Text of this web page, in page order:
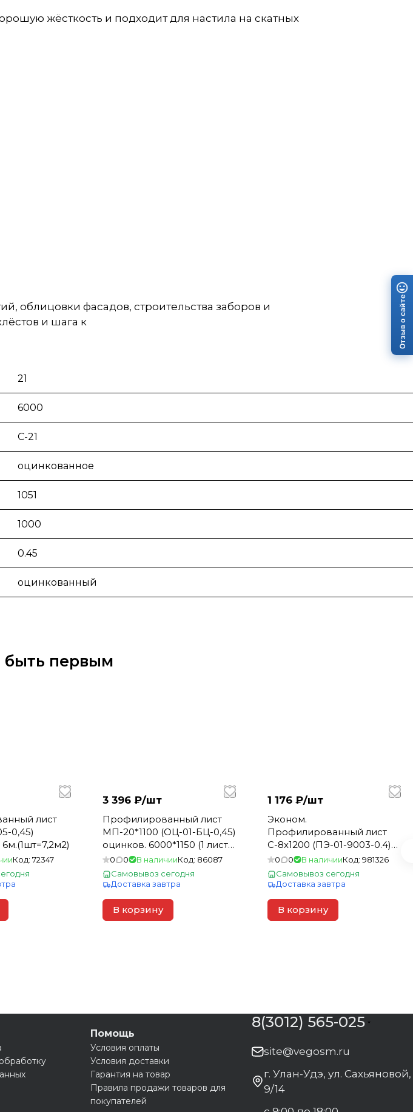
жёсткость и подходит для настила на скатных
облицовки фасадов, строительства заборов и
и шага к
21
6000
С-21
оцинкованное
1051
1000
0.45
оцинкованный
быть первым
лист
0,45)
Код: 72347
3 396 ₽/шт
Профилированный лист
МП-20*1100 (ОЦ-01-БЦ-0,45)
оцинков. 6000*1150 (1 лист=
6,9кв.м)
0 0 В наличииКод: 86087
Самовывоз сегодня
Доставка завтра
В корзину
1 176 ₽/шт
Эконом.
Профилированный лист
С-8х1200 (ПЭ-01-9003-0.4)
2м белый (1шт=2,4м2)
0 0 В наличииКод: 981326
Самовывоз сегодня
Доставка завтра
В корзину
Помощь
Условия оплаты
Условия доставки
Гарантия на товар
Правила продажи товаров для
покупателей
8(3012) 565-025
site@vegosm.ru
г. Улан-Удэ, ул. Сахьяновой,
9/14
Отзыв о сайте